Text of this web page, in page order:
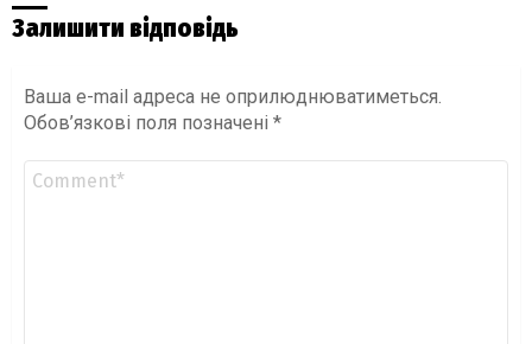
Залишити відповідь
Ваша e-mail адреса не оприлюднюватиметься.
Обов’язкові поля позначені *